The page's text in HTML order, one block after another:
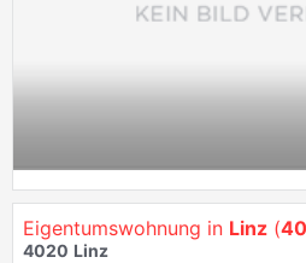
Eigentumswohnung in Linz (
4020 Linz